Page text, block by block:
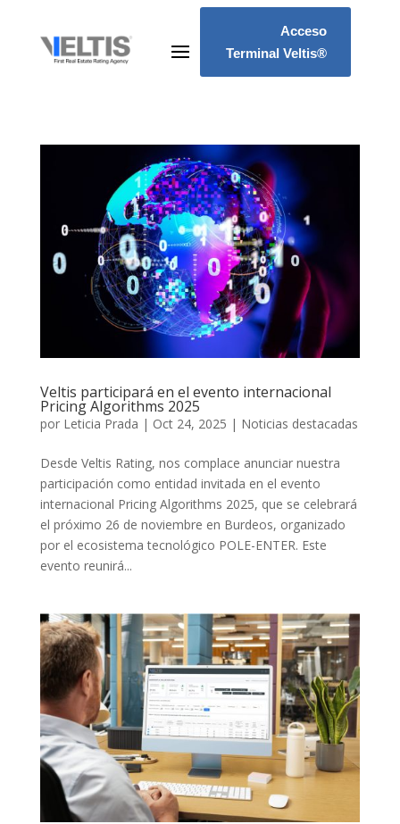
Acceso
Terminal Veltis®
Veltis participará en el evento internacional
Pricing Algorithms 2025
por Leticia Prada | Oct 24, 2025 | Noticias destacadas
Desde Veltis Rating, nos complace anunciar nuestra
participación como entidad invitada en el evento
internacional Pricing Algorithms 2025, que se celebrará
el próximo 26 de noviembre en Burdeos, organizado
por el ecosistema tecnológico POLE-ENTER. Este
evento reunirá...